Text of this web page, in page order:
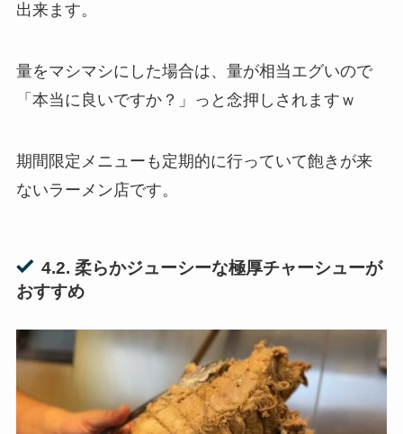
出来ます。
量をマシマシにした場合は、量が相当エグいので
「本当に良いですか？」っと念押しされますｗ
期間限定メニューも定期的に行っていて飽きが来
ないラーメン店です。
4.2. 柔らかジューシーな極厚チャーシューが
おすすめ